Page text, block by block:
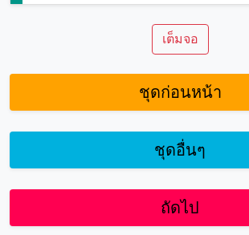
เต็มจอ
ชุดก่อนหน้า
ชุดอื่นๆ
ถัดไป